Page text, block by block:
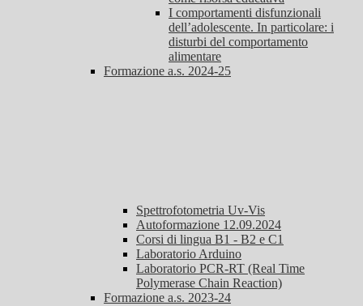
I comportamenti disfunzionali
dell’adolescente. In particolare: i
disturbi del comportamento
alimentare
Formazione a.s. 2024-25
Spettrofotometria Uv-Vis
Autoformazione 12.09.2024
Corsi di lingua B1 - B2 e C1
Laboratorio Arduino
Laboratorio PCR-RT (Real Time
Polymerase Chain Reaction)
Formazione a.s. 2023-24